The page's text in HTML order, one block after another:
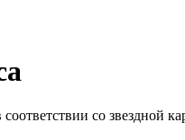
со звездной